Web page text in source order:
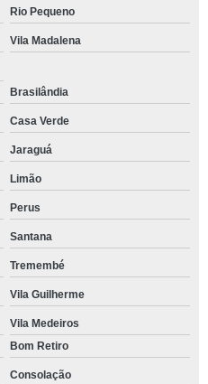
Rio Pequeno
Vila Madalena
Brasilândia
Casa Verde
Jaraguá
Limão
Perus
Santana
Tremembé
Vila Guilherme
Vila Medeiros
Bom Retiro
Consolação